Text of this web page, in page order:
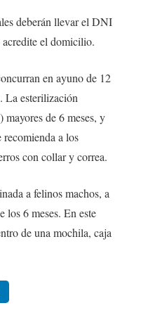
deberán llevar el DNI
el domicilio.
en ayuno de 12
La esterilización
mayores de 6 meses, y
recomienda a los
con collar y correa.
a felinos machos, a
los 6 meses. En este
de una mochila, caja